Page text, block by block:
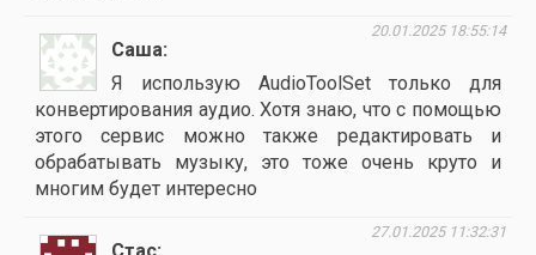
Саша
20.01.2025 18:55:14
Я использую AudioToolSet только для
конвертирования аудио. Хотя знаю, что с помощью
этого сервис можно также редактировать и
обрабатывать музыку, это тоже очень круто и
многим будет интересно
27.01.2025 11:32:31